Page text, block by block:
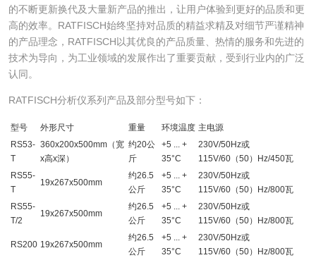
的不断更新换代及大量新产品的推出，让用户体验到更好的品质和更
高的效率。RATFISCH始终坚持对品质的精益求精及对细节严谨精神
的产品理念，RATFISCH以其优良的产品质量、热情的服务和先进的
技术为导向，为工业领域的发展作出了重要贡献，受到行业内的广泛
认同。
RATFISCH分析仪系列产品及部分型号如下：
型号 外形尺寸 重量 环境温度 主电源
RS53-
T
360x200x500mm（宽
x高x深）
约20公
斤
+5 ... +
35°C
230V/50Hz或
115V/60（50）Hz/450瓦
RS55-
T
19x267x500mm
约26.5
公斤
+5 ... +
35°C
230V/50Hz或
115V/60（50）Hz/800瓦
RS55-
T/2
19x267x500mm
约26.5
公斤
+5 ... +
35°C
230V/50Hz或
115V/60（50）Hz/800瓦
RS200 19x267x500mm
约26.5
公斤
+5 ... +
35°C
230V/50Hz或
115V/60（50）Hz/800瓦